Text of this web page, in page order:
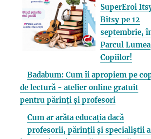
SuperEroi
Bitsy pe 12
septembrie,
Parcul Lumea
Copiilor!
Badabum: Cum îi apropiem pe
de lectură - atelier online gratuit
pentru părinți și profesori
Cum ar arăta educația dacă
profesorii, părinții și specialiștii